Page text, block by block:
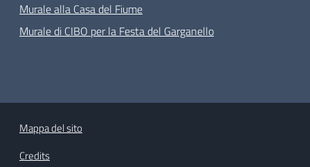
Murale alla Casa del Fiume
Murale di CIBO per la Festa del Garganello
Mappa del sito
Credits